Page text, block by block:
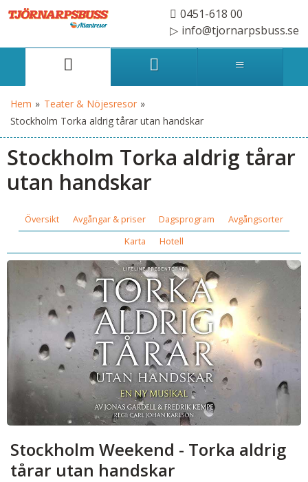
0451-618 00
info@tjornarpsbuss.se
Hem » Teater & Nöjesresor »
Stockholm Torka aldrig tårar utan handskar
Stockholm Torka aldrig tårar
utan handskar
Översikt Avgångar & priser Dagsprogram
Avgångsorter
Karta
Hotell
Stockholm Weekend - Torka aldrig
tårar utan handskar